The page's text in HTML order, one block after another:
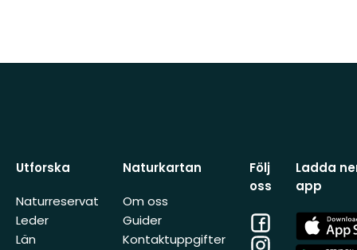
Utforska
Naturreservat
Leder
Län
Naturkartan
Om oss
Guider
Kontaktuppgifter
Följ
oss
Facebook
Instagram
Ladda
app
App
Store